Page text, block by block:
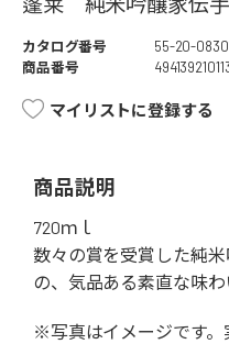
カタログ番号
55-20-
商品番号
マイリストに登録する
商品説明
720ｍｌ
数々の賞を受賞した純
の、気品ある素直な味わ
※写真はイメージです。